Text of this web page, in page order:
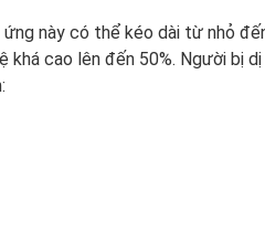
này có thể kéo dài từ nhỏ
cao lên đến 50%. Người bị